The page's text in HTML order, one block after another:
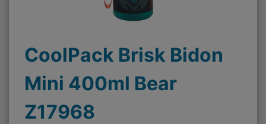
CoolPack Brisk Bidon
Mini 400ml Bear
Z17968